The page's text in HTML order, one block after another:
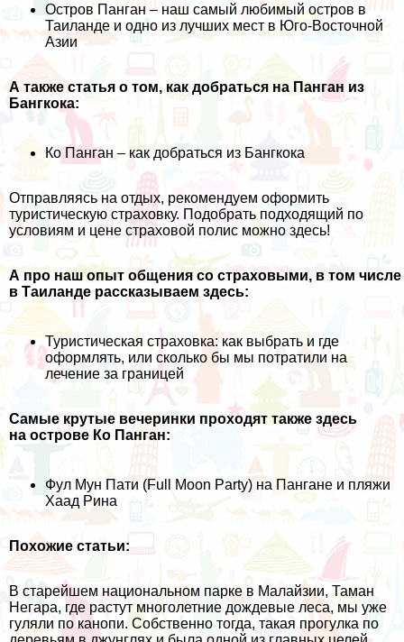
Остров Панган – наш самый любимый остров в
Таиланде и одно из лучших мест в Юго-Восточной
Азии
А также статья о том, как добраться на Панган из
Бангкока:
Ко Панган – как добраться из Бангкока
Отправляясь на отдых, рекомендуем оформить
туристическую страховку. Подобрать подходящий по
условиям и цене страховой полис можно здесь!
А про наш опыт общения со страховыми, в том числе
в Таиланде рассказываем здесь:
Туристическая страховка: как выбрать и где
оформлять, или сколько бы мы потратили на
лечение за границей
Самые крутые вечеринки проходят также здесь
на острове Ко Панган:
Фул Мун Пати (Full Moon Party) на Пангане и пляжи
Хаад Рина
Похожие статьи:
В старейшем национальном парке в Малайзии, Таман
Негара, где растут многолетние дождевые леса, мы уже
гуляли по канопи. Собственно тогда, такая прогулка по